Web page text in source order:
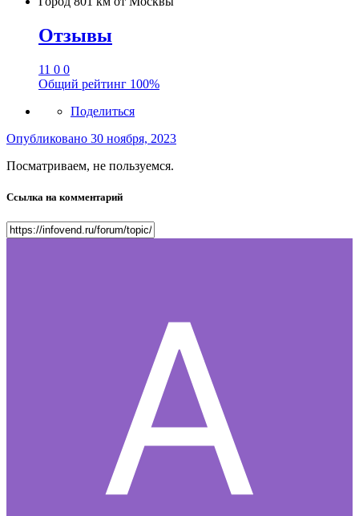
Отзывы
11 0 0
Общий рейтинг 100%
Поделиться
Опубликовано 30 ноября, 2023
Посматриваем, не пользуемся.
Ссылка на комментарий